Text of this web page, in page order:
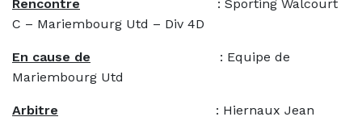
Rencontre : Sporting Walcourt
C – Mariembourg Utd – Div 4D
En cause de : Equipe de
Mariembourg Utd
Arbitre
: Hiernaux Jean